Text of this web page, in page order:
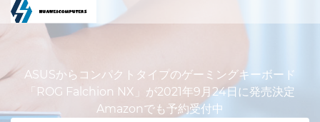
ASUSからコンパクトタイプのゲーミングキーボード
「ROG Falchion NX」が2021年9月24日に発売決定
Amazonでも予約受付中